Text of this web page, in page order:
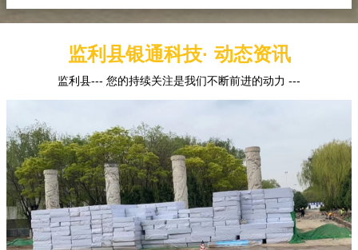
监利县银通科技· 动态资讯
监利县--- 您的持续关注是我们不断前进的动力 ---